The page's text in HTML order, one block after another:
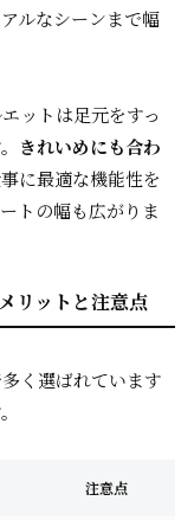
ルなシーンまで幅
ットは足元をすっ
きれいめにも合わ
に最適な機能性を
トの幅も広がりま
リットと注意点
く選ばれています
注意点